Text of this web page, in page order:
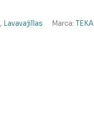
, Lavavajillas Marca:TEKA